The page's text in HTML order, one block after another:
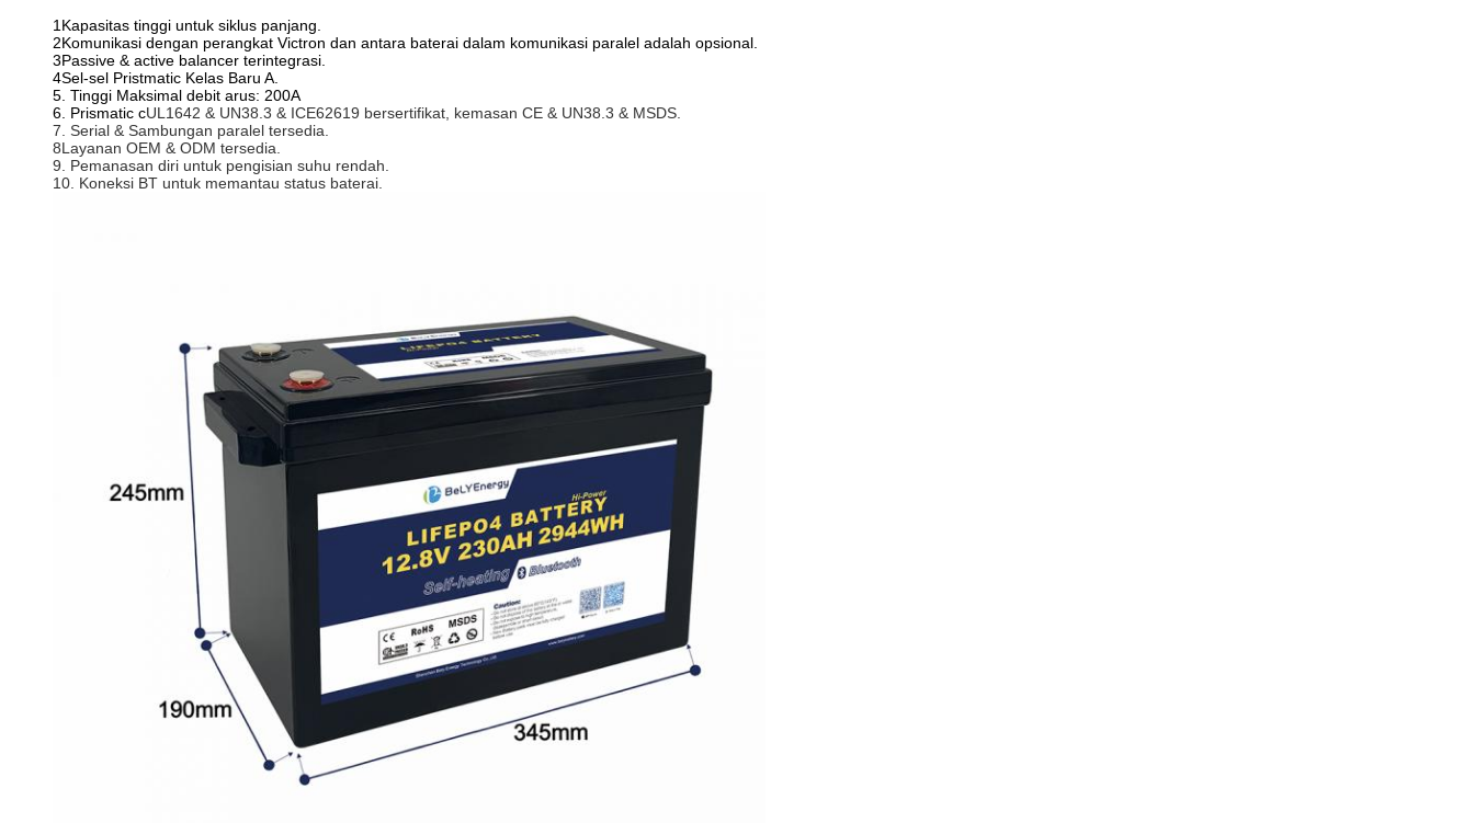
1Kapasitas tinggi untuk siklus panjang.
2Komunikasi dengan perangkat Victron dan antara baterai dalam komunikasi paralel adalah opsional.
3Passive & active balancer terintegrasi.
4Sel-sel Pristmatic Kelas Baru A.
5. Tinggi Maksimal debit arus: 200A
6. Prismatic cUL1642 & UN38.3 & ICE62619 bersertifikat, kemasan CE & UN38.3 & MSDS.
7. Serial & Sambungan paralel tersedia.
8Layanan OEM & ODM tersedia.
9. Pemanasan diri untuk pengisian suhu rendah.
10. Koneksi BT untuk memantau status baterai.